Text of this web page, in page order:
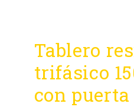
Tablero
trifásico
con puerta